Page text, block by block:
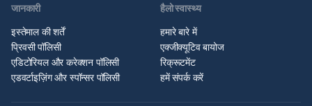
जानकारी
इस्तेमाल की शर्तें
प्रिवसी पॉलिसी
एडिटोरियल और करेक्शन पॉलिसी
एडवर्टाइज़िंग और स्पॉन्सर पॉलिसी
हैलो स्वास्थ्य
हमारे बारे में
एक्जीक्यूटिव बायोज
रिक्रूटमेंट
हमें संपर्क करें